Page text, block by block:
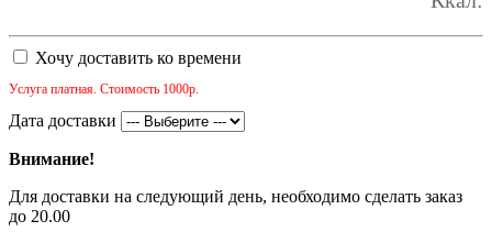
Хочу доставить ко времени
Услуга платная. Стоимость 1000р.
Дата доставки
Внимание!
Для доставки на следующий день, необходимо сделать заказ
до 20.00